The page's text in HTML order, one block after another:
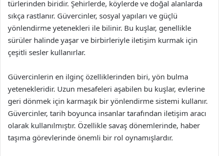
türlerinden biridir. Şehirlerde, köylerde ve doğal alanlarda
sıkça rastlanır. Güvercinler, sosyal yapıları ve güçlü
yönlendirme yetenekleri ile bilinir. Bu kuşlar, genellikle
sürüler halinde yaşar ve birbirleriyle iletişim kurmak için
çeşitli sesler kullanırlar.
Güvercinlerin en ilginç özelliklerinden biri, yön bulma
yetenekleridir. Uzun mesafeleri aşabilen bu kuşlar, evlerine
geri dönmek için karmaşık bir yönlendirme sistemi kullanır.
Güvercinler, tarih boyunca insanlar tarafından iletişim aracı
olarak kullanılmıştır. Özellikle savaş dönemlerinde, haber
taşıma görevlerinde önemli bir rol oynamışlardır.